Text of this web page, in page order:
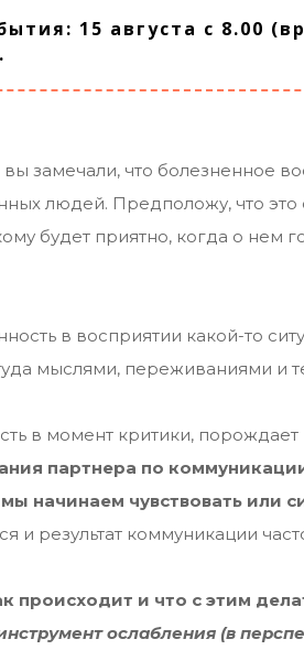
15 августа с 8.00
замечали, что болезненное
людей. Предположу, что это
будет приятно, когда о нем
в восприятии какой-то
туда мыслями, переживаниями и
в момент критики,
партнера по
начинаем чувствовать или
и результат коммуникации
происходит и что с этим
ослабления (в